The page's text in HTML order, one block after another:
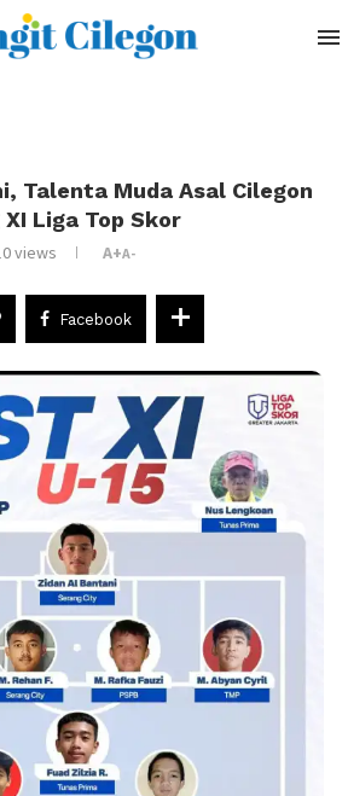
Talenta Muda Asal Cilegon
Liga Top Skor
views A+A-
Facebook